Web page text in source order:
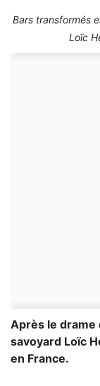
Bars transformés
Loïc
Après le drame
savoyard Loïc
en France.